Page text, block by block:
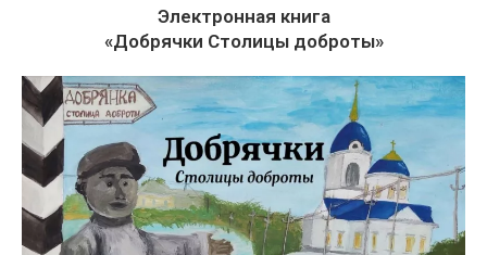
Электронная книга
«Добрячки Столицы доброты»